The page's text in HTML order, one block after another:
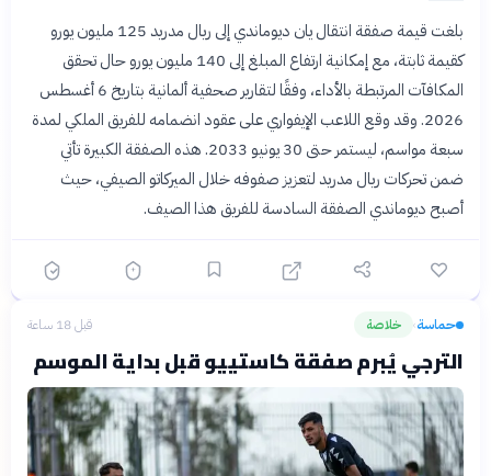
بلغت قيمة صفقة انتقال يان ديوماندي إلى ريال مدريد 125 مليون يورو
كقيمة ثابتة، مع إمكانية ارتفاع المبلغ إلى 140 مليون يورو حال تحقق
المكافآت المرتبطة بالأداء، وفقًا لتقارير صحفية ألمانية بتاريخ 6 أغسطس
2026. وقد وقع اللاعب الإيفواري على عقود انضمامه للفريق الملكي لمدة
سبعة مواسم، ليستمر حتى 30 يونيو 2033. هذه الصفقة الكبيرة تأتي
ضمن تحركات ريال مدريد لتعزيز صفوفه خلال الميركاتو الصيفي، حيث
أصبح ديوماندي الصفقة السادسة للفريق هذا الصيف.
حماسة› خلاصة قبل 18 ساعة
الترجي يُبرم صفقة كاستييو قبل بداية الموسم